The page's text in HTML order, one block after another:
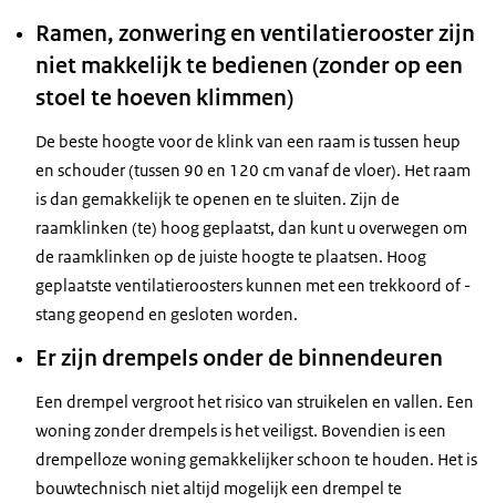
Ramen, zonwering en ventilatierooster zijn
niet makkelijk te bedienen (zonder op een
stoel te hoeven klimmen)
De beste hoogte voor de klink van een raam is tussen heup
en schouder (tussen 90 en 120 cm vanaf de vloer). Het raam
is dan gemakkelijk te openen en te sluiten. Zijn de
raamklinken (te) hoog geplaatst, dan kunt u overwegen om
de raamklinken op de juiste hoogte te plaatsen. Hoog
geplaatste ventilatieroosters kunnen met een trekkoord of -
stang geopend en gesloten worden.
Er zijn drempels onder de binnendeuren
Een drempel vergroot het risico van struikelen en vallen. Een
woning zonder drempels is het veiligst. Bovendien is een
drempelloze woning gemakkelijker schoon te houden. Het is
bouwtechnisch niet altijd mogelijk een drempel te